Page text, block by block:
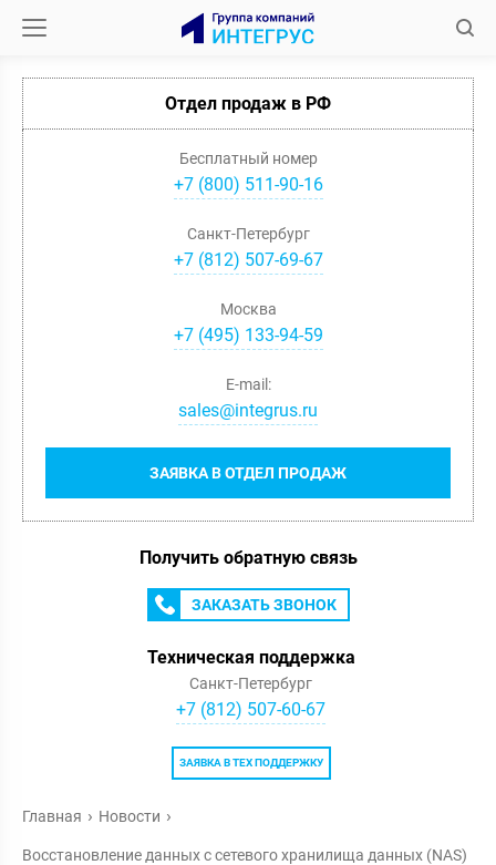
Отдел продаж в РФ
Бесплатный номер
+7 (800) 511-90-16
Санкт-Петербург
+7(812) 507-69-67
Москва
+7(495) 133-94-59
ЗАЯВКА В ОТДЕЛ ПРОДАЖ
E-mail:
sales@integrus.ru
Получить обратную связь
ЗАКАЗАТЬ ЗВОНОК
Техническая поддержка
Санкт-Петербург
+7 (812) 507-60-67
ЗАЯВКА В ТЕХ ПОДДЕРЖКУ
Главная Новости
Восстановление данных с сетевого хранилища данных (NAS)